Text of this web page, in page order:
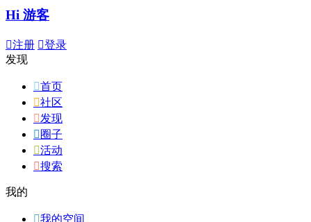
Hi 游客
注册 登录
发现
首页
社区
发现
 圈子
活动
搜索
我的
我的空间